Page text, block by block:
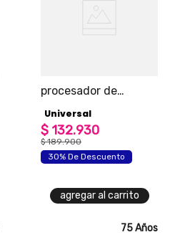
procesador de
Universal
$ 132.930
$ 189.900
30% De Descuento
agregar al carrito
75 Años